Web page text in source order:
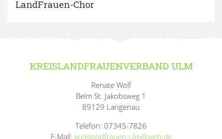
LandFrauen-Chor
KREISLANDFRAUENVERBAND ULM
Renate Wolf
Beim St. Jakobsweg 1
89129 Langenau
Telefon: 07345-7826
E-Mail: kreislandfrauen-ulm@web.de